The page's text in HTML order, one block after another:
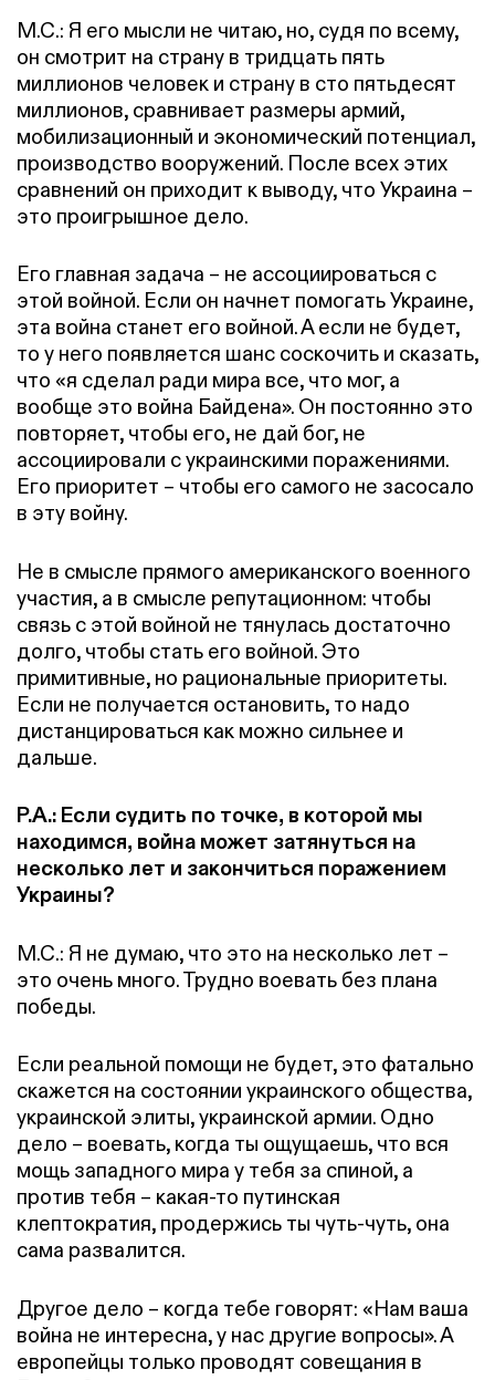
М.С.: Я его мысли не читаю, но, судя по всему,
он смотрит на страну в тридцать пять
миллионов человек и страну в сто пятьдесят
миллионов, сравнивает размеры армий,
мобилизационный и экономический потенциал,
производство вооружений. После всех этих
сравнений он приходит к выводу, что Украина –
это проигрышное дело.
Его главная задача – не ассоциироваться с
этой войной. Если он начнет помогать Украине,
эта война станет его войной. А если не будет,
то у него появляется шанс соскочить и сказать,
что «я сделал ради мира все, что мог, а
вообще это война Байдена». Он постоянно это
повторяет, чтобы его, не дай бог, не
ассоциировали с украинскими поражениями.
Его приоритет – чтобы его самого не засосало
в эту войну.
Не в смысле прямого американского военного
участия, а в смысле репутационном: чтобы
связь с этой войной не тянулась достаточно
долго, чтобы стать его войной. Это
примитивные, но рациональные приоритеты.
Если не получается остановить, то надо
дистанцироваться как можно сильнее и
дальше.
Р.А.: Если судить по точке, в которой мы
находимся, война может затянуться на
несколько лет и закончиться поражением
Украины?
М.С.: Я не думаю, что это на несколько лет –
это очень много. Трудно воевать без плана
победы.
Если реальной помощи не будет, это фатально
скажется на состоянии украинского общества,
украинской элиты, украинской армии. Одно
дело – воевать, когда ты ощущаешь, что вся
мощь западного мира у тебя за спиной, а
против тебя – какая-то путинская
клептократия, продержись ты чуть-чуть, она
сама развалится.
Другое дело – когда тебе говорят: «Нам ваша
война не интересна, у нас другие вопросы». А
европейцы только проводят совещания в